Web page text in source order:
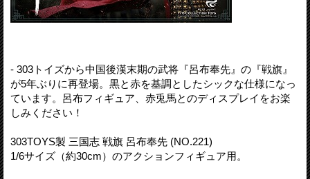
- 303トイズから中国後漢末期の武将『呂布奉先』の『戦旗』
が5年ぶりに再登場。黒と赤を基調としたシックな仕様になっ
ています。呂布フィギュア、赤兎馬とのディスプレイをお楽
しみください！
303TOYS製 三国志 戦旗 呂布奉先 (NO.221)
1/6サイズ（約30cm）のアクションフィギュア用。